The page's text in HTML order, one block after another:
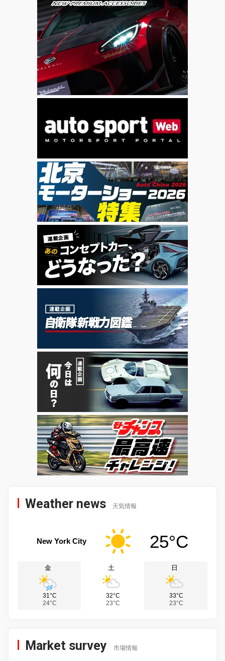
Weather news 天気情報
New York City 25°C
金
31°C
24°C
土
32°C
23°C
日
33°C
23°C
Market survey 市場情報